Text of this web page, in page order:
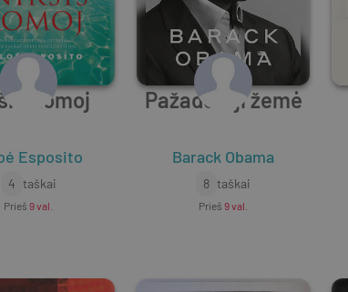
Romoj
Esposito
4 taškai
Prieš 9 val.
Pažadėtoji žemė
Barack Obama
8 taškai
Prieš 9 val.